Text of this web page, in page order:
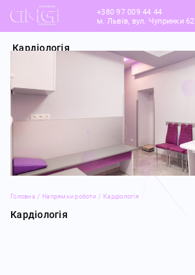
+380 97 009 44 44
м. Львів, вул. Чупринки 62
Кардіологія
Головна / Напрямки роботи / Кардіологія
Кардіологія